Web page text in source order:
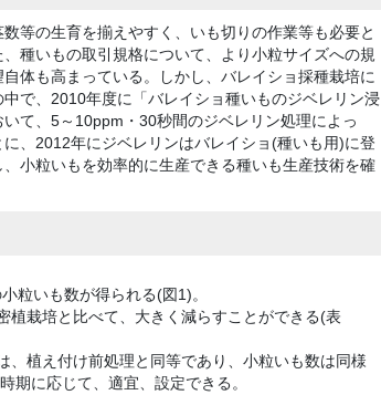
等の生育を揃えやすく、いも切りの作業等も必要と
種いもの取引規格について、より小粒サイズへの規
体も高まっている。しかし、バレイショ採種栽培に
で、2010年度に「バレイショ種いものジベレリン浸
て、5～10ppm・30秒間のジベレリン処理によっ
、2012年にジベレリンはバレイショ(種いも用)に登
小粒いもを効率的に生産できる種いも生産技術を確
粒いも数が得られる(図1)。
植栽培と比べて、大きく減らすことができる(表
植え付け前処理と同等であり、小粒いも数は同様
期に応じて、適宜、設定できる。